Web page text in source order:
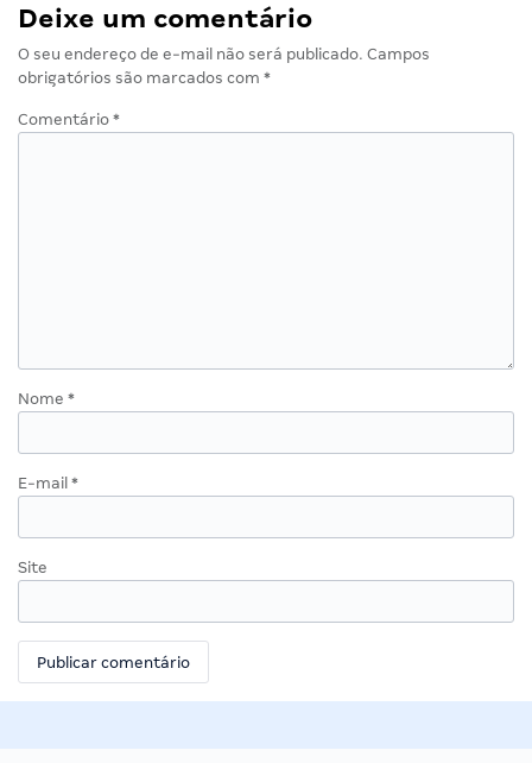
Deixe um comentário
O seu endereço de e-mail não será publicado. Campos
obrigatórios são marcados com *
Comentário *
Nome *
E-mail *
Site